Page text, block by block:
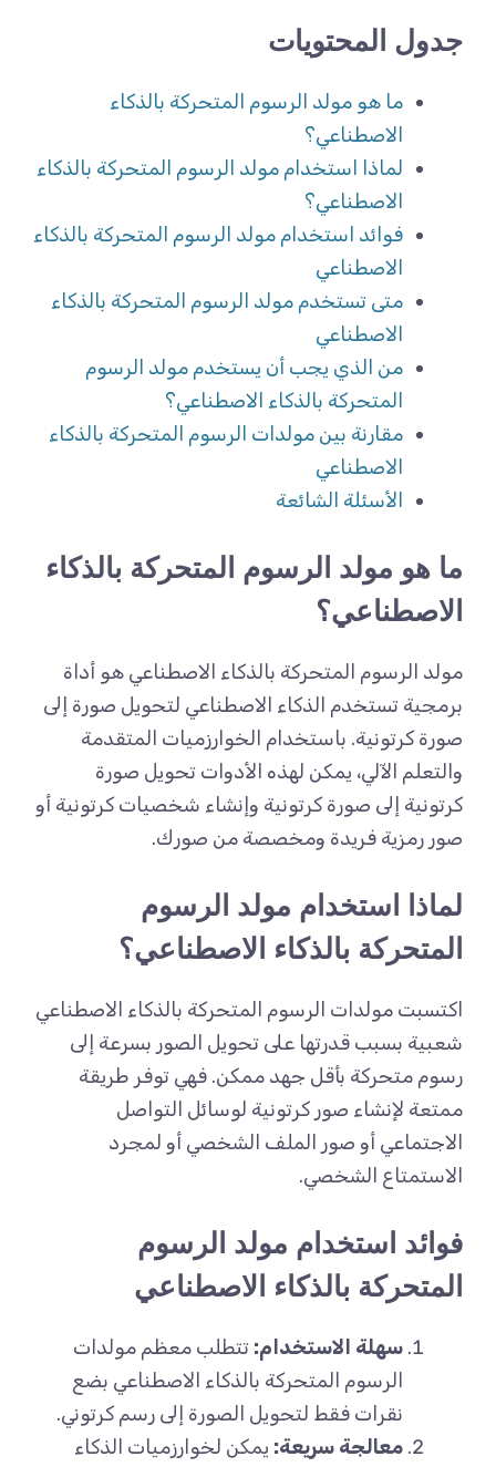
جدول المحتويات
ما هو مولد الرسوم المتحركة بالذكاء
الاصطناعي؟
لماذا استخدام مولد الرسوم المتحركة بالذكاء
الاصطناعي؟
فوائد استخدام مولد الرسوم المتحركة بالذكاء
الاصطناعي
متى تستخدم مولد الرسوم المتحركة بالذكاء
الاصطناعي
من الذي يجب أن يستخدم مولد الرسوم
المتحركة بالذكاء الاصطناعي؟
مقارنة بين مولدات الرسوم المتحركة بالذكاء
الاصطناعي
الأسئلة الشائعة
ما هو مولد الرسوم المتحركة بالذكاء
الاصطناعي؟
مولد الرسوم المتحركة بالذكاء الاصطناعي هو أداة
برمجية تستخدم الذكاء الاصطناعي لتحويل صورة إلى
صورة كرتونية. باستخدام الخوارزميات المتقدمة
والتعلم الآلي، يمكن لهذه الأدوات تحويل صورة
كرتونية إلى صورة كرتونية وإنشاء شخصيات كرتونية أو
صور رمزية فريدة ومخصصة من صورك.
لماذا استخدام مولد الرسوم
المتحركة بالذكاء الاصطناعي؟
اكتسبت مولدات الرسوم المتحركة بالذكاء الاصطناعي
شعبية بسبب قدرتها على تحويل الصور بسرعة إلى
رسوم متحركة بأقل جهد ممكن. فهي توفر طريقة
ممتعة لإنشاء صور كرتونية لوسائل التواصل
الاجتماعي أو صور الملف الشخصي أو لمجرد
الاستمتاع الشخصي.
فوائد استخدام مولد الرسوم
المتحركة بالذكاء الاصطناعي
سهلة الاستخدام:تتطلب معظم مولدات
الرسوم المتحركة بالذكاء الاصطناعي بضع
نقرات فقط لتحويل الصورة إلى رسم كرتوني.
معالجة سريعة:يمكن لخوارزميات الذكاء